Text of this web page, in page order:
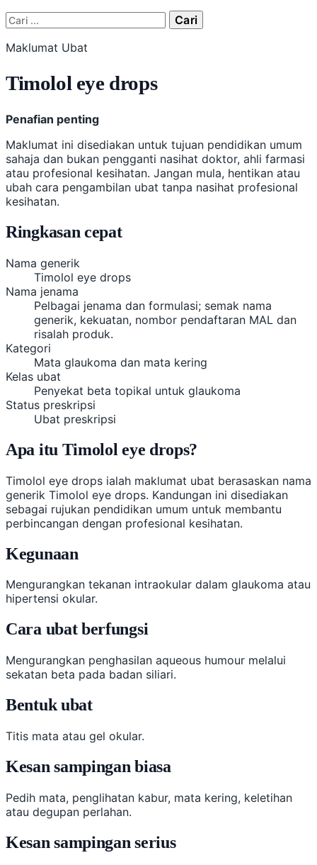
Cari:
Maklumat Ubat
Timolol eye drops
Penafian penting
Maklumat ini disediakan untuk tujuan pendidikan umum
sahaja dan bukan pengganti nasihat doktor, ahli farmasi
atau profesional kesihatan. Jangan mula, hentikan atau
ubah cara pengambilan ubat tanpa nasihat profesional
kesihatan.
Ringkasan cepat
Nama generik
Timolol eye drops
Nama jenama
Pelbagai jenama dan formulasi; semak nama
generik, kekuatan, nombor pendaftaran MAL dan
risalah produk.
Kategori
Mata glaukoma dan mata kering
Kelas ubat
Penyekat beta topikal untuk glaukoma
Status preskripsi
Ubat preskripsi
Apa itu Timolol eye drops?
Timolol eye drops ialah maklumat ubat berasaskan nama
generik Timolol eye drops. Kandungan ini disediakan
sebagai rujukan pendidikan umum untuk membantu
perbincangan dengan profesional kesihatan.
Kegunaan
Mengurangkan tekanan intraokular dalam glaukoma atau
hipertensi okular.
Cara ubat berfungsi
Mengurangkan penghasilan aqueous humour melalui
sekatan beta pada badan siliari.
Bentuk ubat
Titis mata atau gel okular.
Kesan sampingan biasa
Pedih mata, penglihatan kabur, mata kering, keletihan
atau degupan perlahan.
Kesan sampingan serius